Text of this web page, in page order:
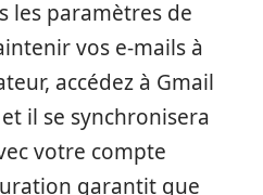
les paramètres de
vos e-mails à
accédez à Gmail
il se synchronisera
votre compte
garantit que